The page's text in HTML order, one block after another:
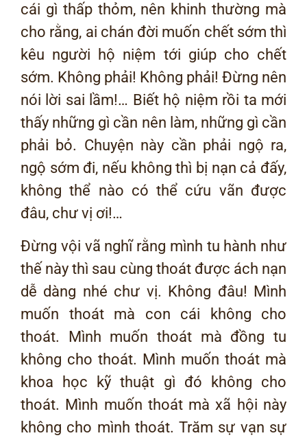
cái gì thấp thỏm, nên khinh thường mà
cho rằng, ai chán đời muốn chết sớm thì
kêu người hộ niệm tới giúp cho chết
sớm. Không phải! Không phải! Đừng nên
nói lời sai lầm!… Biết hộ niệm rồi ta mới
thấy những gì cần nên làm, những gì cần
phải bỏ. Chuyện này cần phải ngộ ra,
ngộ sớm đi, nếu không thì bị nạn cả đấy,
không thể nào có thể cứu vãn được
đâu, chư vị ơi!…
Đừng vội vã nghĩ rằng mình tu hành như
thế này thì sau cùng thoát được ách nạn
dễ dàng nhé chư vị. Không đâu! Mình
muốn thoát mà con cái không cho
thoát. Mình muốn thoát mà đồng tu
không cho thoát. Mình muốn thoát mà
khoa học kỹ thuật gì đó không cho
thoát. Mình muốn thoát mà xã hội này
không cho mình thoát. Trăm sự vạn sự